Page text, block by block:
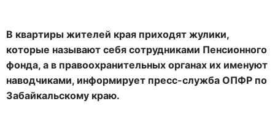
В квартиры жителей края приходят жулики,
которые называют себя сотрудниками Пенсионного
фонда, а в правоохранительных органах их именуют
наводчиками, информирует пресс-служба ОПФР по
Забайкальскому краю.